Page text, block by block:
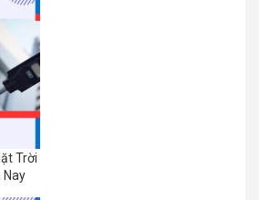
Trời
Nay